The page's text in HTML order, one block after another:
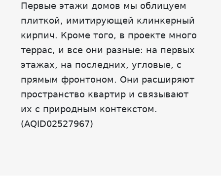
Первые этажи домов мы облицуем
плиткой, имитирующей клинкерный
кирпич. Кроме того, в проекте много
террас, и все они разные: на первых
этажах, на последних, угловые, с
прямым фронтоном. Они расширяют
пространство квартир и связывают
их с природным контекстом.
(AQID02527967)